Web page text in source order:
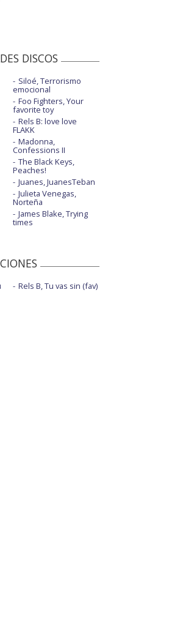
DISCOS
Siloé, Terrorismo
emocional
Foo Fighters, Your
favorite toy
Rels B: love love
FLAKK
Madonna,
Confessions II
The Black Keys,
Peaches!
Juanes, JuanesTeban
Julieta Venegas,
Norteña
James Blake, Trying
times
Rels B, Tu vas sin (fav)